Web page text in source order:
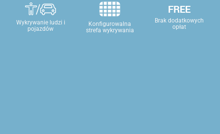
Wykrywanie ludzi i
pojazdów
Konfigurowalna
strefa wykrywania
Brak dodatkowych
opłat